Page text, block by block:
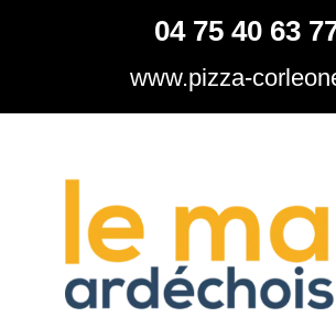
04 75 40 63
www.pizza-